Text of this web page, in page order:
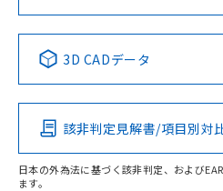
Pb Hg
O
No No
この製品の
その他の認証はこちら
3D CADデータ
該非判定見解書/項目別対
日本の外為法に基づく該非判定、および
ます。